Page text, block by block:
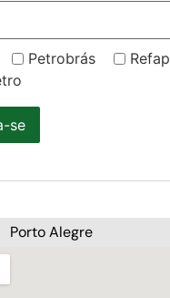
Petrobrás Refap
se
Porto Alegre